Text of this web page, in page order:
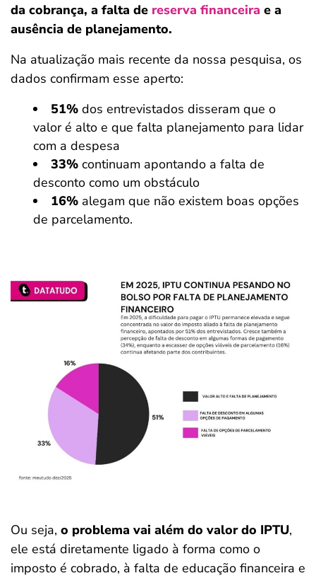
da cobrança, a falta de reserva financeira e a
ausência de planejamento.
Na atualização mais recente da nossa pesquisa, os
dados confirmam esse aperto:
51% dos entrevistados disseram que o
valor é alto e que falta planejamento para lidar
com a despesa
33% continuam apontando a falta de
desconto como um obstáculo
16% alegam que não existem boas opções
de parcelamento.
Ou seja, o problema vai além do valor do IPTU,
ele está diretamente ligado à forma como o
imposto é cobrado, à falta de educação financeira e